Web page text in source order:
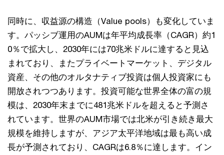
同時に、収益源の構造（Value pools）も変化していま
す。パッシブ運用のAUMは年平均成長率（CAGR）約1
0％で拡大し、2030年には70兆米ドルに達すると見込
まれており、またプライベートマーケット、デジタル
資産、その他のオルタナティブ投資は個人投資家にも
開放されつつあります。投資可能な世界全体の富の規
模は、2030年末までに481兆米ドルを超えると予測さ
れています。世界のAUM市場では北米が引き続き最大
規模を維持しますが、アジア太平洋地域は最も高い成
長が予測されており、CAGRは6.8％に達します。イン